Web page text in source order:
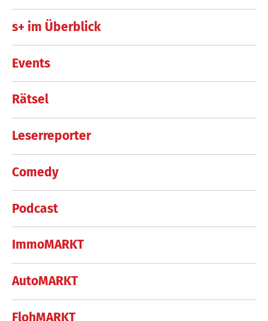
s+ im Überblick
Events
Rätsel
Leserreporter
Comedy
Podcast
ImmoMARKT
AutoMARKT
FlohMARKT